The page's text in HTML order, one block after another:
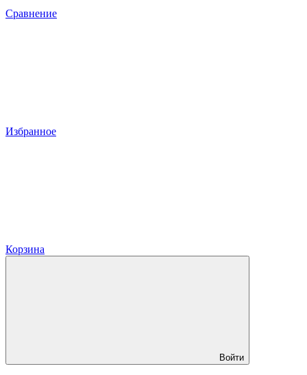
Сравнение
Избранное
Корзина
Войти